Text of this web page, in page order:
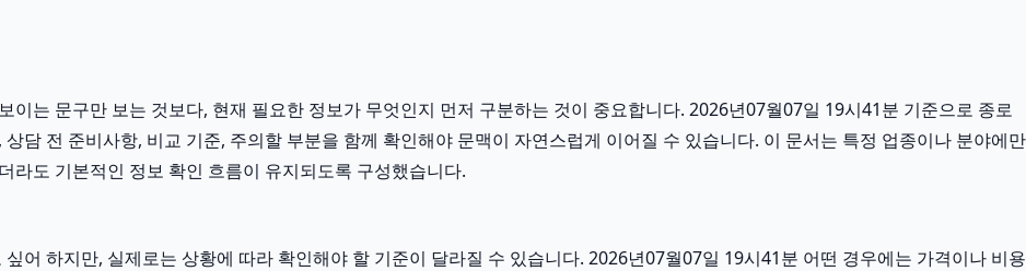
이는 문구만 보는 것보다, 현재 필요한 정보가 무엇인지 먼저 구분하는 것이 중요합니다. 2026년07월07일 19시41분 기준으로 종로
담 전 준비사항, 비교 기준, 주의할 부분을 함께 확인해야 문맥이 자연스럽게 이어질 수 있습니다. 이 문서는 특정 업종이나 분야에만
도 기본적인 정보 확인 흐름이 유지되도록 구성했습니다.
어 하지만, 실제로는 상황에 따라 확인해야 할 기준이 달라질 수 있습니다. 2026년07월07일 19시41분 어떤 경우에는 가격이나 비용